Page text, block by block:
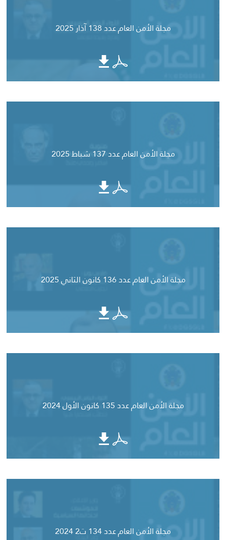
مجلة الأمن العام عدد 138 آذار 2025
مجلة الأمن العام عدد 137 شباط 2025
مجلة الأمن العام عدد 136 كانون الثاني 2025
مجلة الأمن العام عدد 135 كانون الأول 2024
مجلة الأمن العام عدد 134 ت2 2024